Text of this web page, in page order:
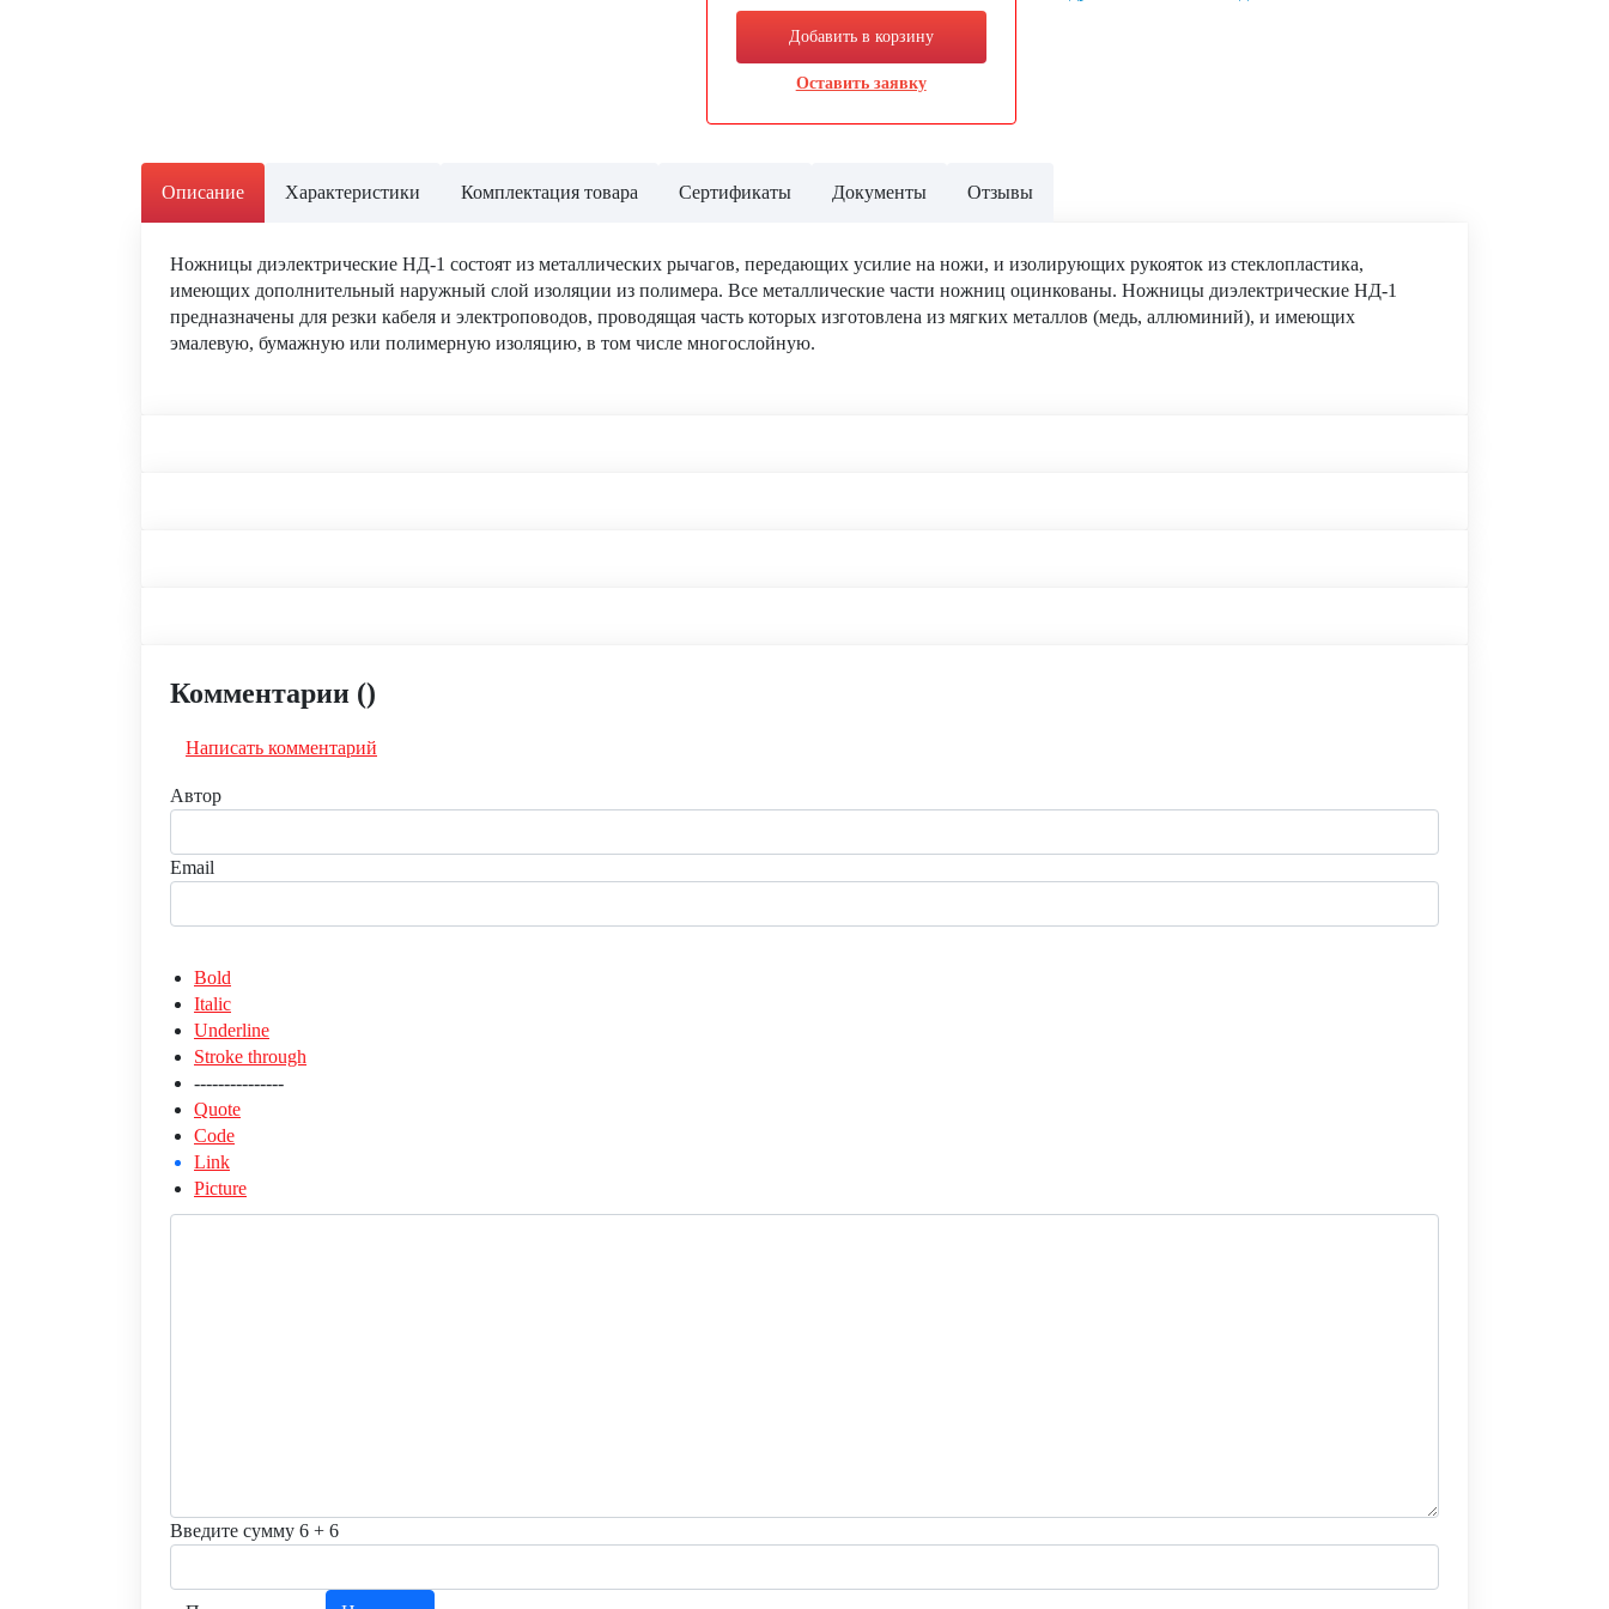
Добавить в корзину
Оставить заявку
Описание Характеристики Комплектация товара Сертификаты Документы Отзывы
Ножницы диэлектрические НД-1 состоят из металлических рычагов, передающих усилие на ножи, и изолирующих рукояток из стеклопластика,
имеющих дополнительный наружный слой изоляции из полимера. Все металлические части ножниц оцинкованы. Ножницы диэлектрические НД-1
предназначены для резки кабеля и электроповодов, проводящая часть которых изготовлена из мягких металлов (медь, аллюминий), и имеющих
эмалевую, бумажную или полимерную изоляцию, в том числе многослойную.
Комментарии ()
Написать комментарий
Автор
Email
Bold
Italic
Underline
Stroke through
---------------
Quote
Code
Link
Picture
Введите сумму 6 + 6